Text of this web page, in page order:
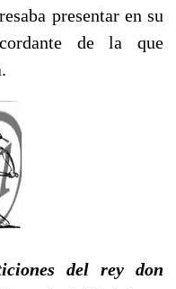
presentar en su
de la que
del rey don